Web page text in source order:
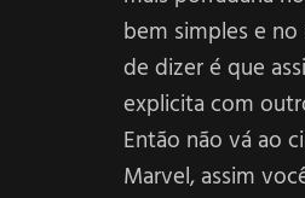
bem simples e
de dizer é que
explicita com
Então não vá ao
Marvel, assim